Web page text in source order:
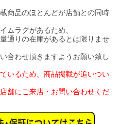
商品のほとんどが店舗との同時
ムラグがあるため、
通りの在庫があるとは限りませ
合わせ頂きますようお願い致し
いるため、商品掲載が追いつい
舗にご来店・お問い合わせくだ